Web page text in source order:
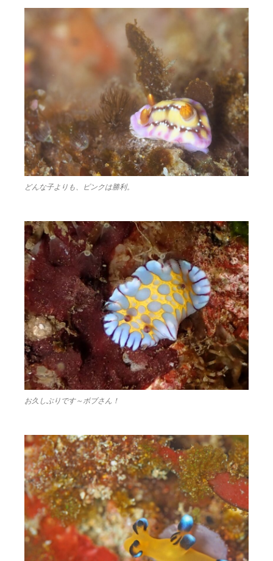
どんな子よりも、ピンクは勝利。
お久しぶりです～ボブさん！